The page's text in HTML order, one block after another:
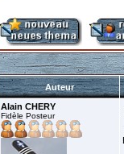
Auteur
Alain CHERY
Fidèle Posteur